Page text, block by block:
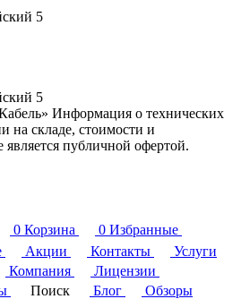
5
5
Информация о технических
на складе, стоимости и
является публичной офертой.
0 Корзина 0 Избранные
Акции Контакты
Услуги
Компания
Лицензии
Поиск Блог Обзоры